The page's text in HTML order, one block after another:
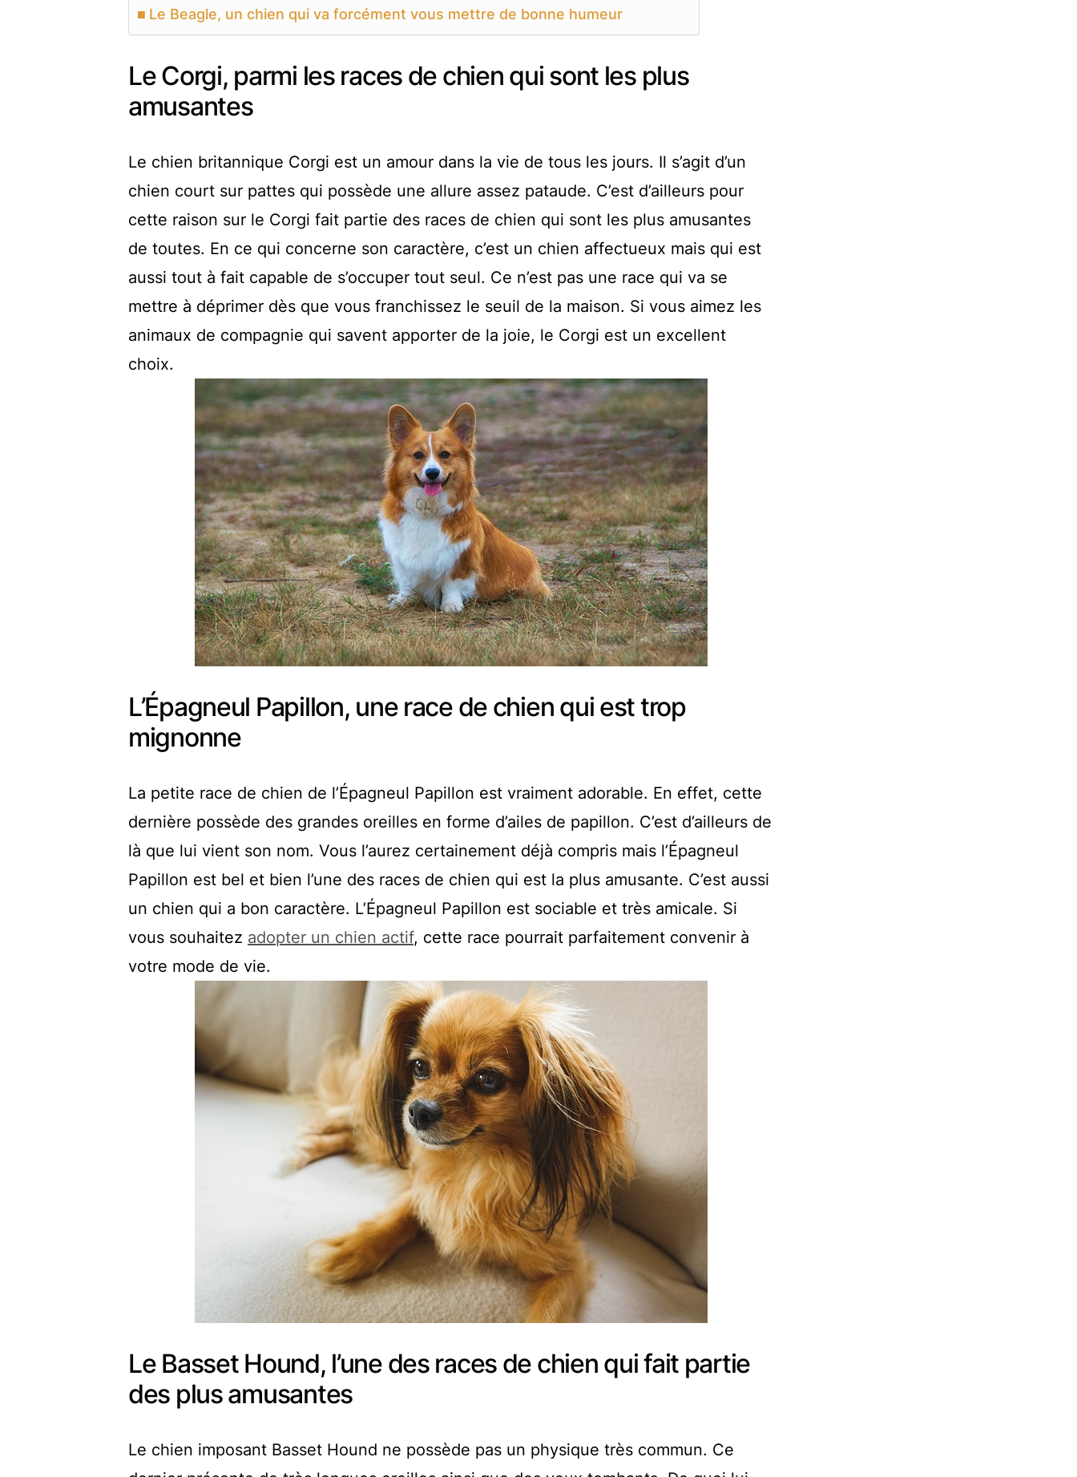
Le Beagle, un chien qui va forcément vous mettre de bonne humeur
Le Corgi, parmi les races de chien qui sont les plus
amusantes
Le chien britannique Corgi est un amour dans la vie de tous les jours. Il s’agit d’un
chien court sur pattes qui possède une allure assez pataude. C’est d’ailleurs pour
cette raison sur le Corgi fait partie des races de chien qui sont les plus amusantes
de toutes. En ce qui concerne son caractère, c’est un chien affectueux mais qui est
aussi tout à fait capable de s’occuper tout seul. Ce n’est pas une race qui va se
mettre à déprimer dès que vous franchissez le seuil de la maison. Si vous aimez les
animaux de compagnie qui savent apporter de la joie, le Corgi est un excellent
choix.
L’Épagneul Papillon, une race de chien qui est trop
mignonne
La petite race de chien de l’Épagneul Papillon est vraiment adorable. En effet, cette
dernière possède des grandes oreilles en forme d’ailes de papillon. C’est d’ailleurs de
là que lui vient son nom. Vous l’aurez certainement déjà compris mais l’Épagneul
Papillon est bel et bien l’une des races de chien qui est la plus amusante. C’est aussi
un chien qui a bon caractère. L’Épagneul Papillon est sociable et très amicale. Si
vous souhaitez adopter un chien actif, cette race pourrait parfaitement convenir à
votre mode de vie.
Le Basset Hound, l’une des races de chien qui fait partie
des plus amusantes
Le chien imposant Basset Hound ne possède pas un physique très commun. Ce